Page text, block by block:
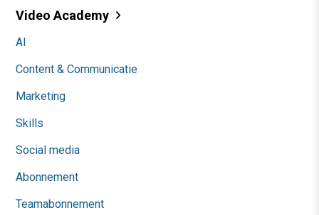
Video Academy
AI
Content & Communicatie
Marketing
Skills
Social media
Abonnement
Teamabonnement